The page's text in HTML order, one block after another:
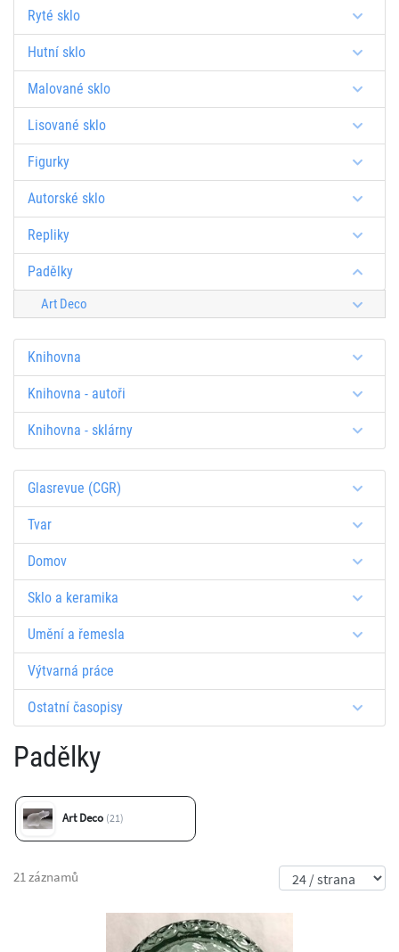
Ryté sklo
Hutní sklo
Malované sklo
Lisované sklo
Figurky
Autorské sklo
Repliky
Padělky
Art Deco
Knihovna
Knihovna - autoři
Knihovna - sklárny
Glasrevue (CGR)
Tvar
Domov
Sklo a keramika
Umění a řemesla
Výtvarná práce
Ostatní časopisy
Padělky
Art Deco (21)
21 záznamů